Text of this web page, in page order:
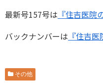
最新号157号は 『住吉医院
バックナンバーは 『住吉医
その他